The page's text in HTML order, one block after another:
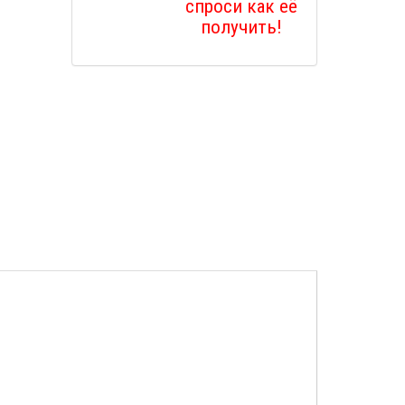
спроси как её
получить!